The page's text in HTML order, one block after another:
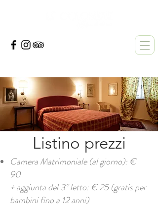
Listino prezzi
Camera Matrimoniale (al giorno): €
90
+ aggiunta del 3° letto: € 25 (gratis per
bambini fino a 12 anni)